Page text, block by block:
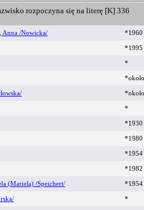
rozpoczyna się na literę [K] 336
Anna /Nowicka/ *1960
*1995
*
*
*1930
*1980
*1954
*1982
(Mariela) /Speichert/ *1954
*